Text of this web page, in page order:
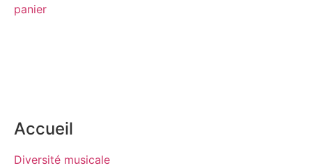
panier
Accueil
Diversité musicale